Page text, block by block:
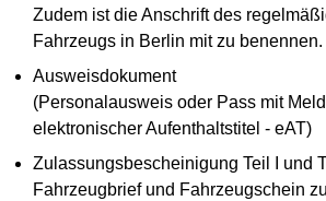
Zudem ist die Anschrift des
Fahrzeugs in Berlin mit zu benennen.
Ausweisdokument
(Personalausweis oder Pass mit
elektronischer Aufenthaltstitel - eAT)
Zulassungsbescheinigung Teil I und
Fahrzeugbrief und Fahrzeugschein